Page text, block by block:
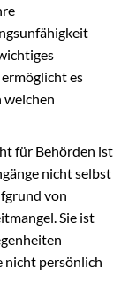
es
welchen
für Behörden ist
nicht selbst
von
Sie ist
nicht persönlich